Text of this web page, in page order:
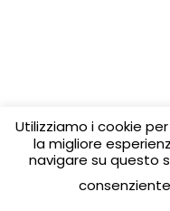
Utilizziamo i cookie
la migliore
navigare su questo